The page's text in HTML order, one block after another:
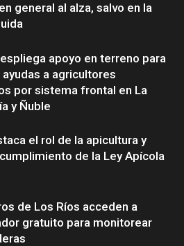
general al alza, salvo en la
apoyo en terreno para
a agricultores
por sistema frontal en La
y Ñuble
el rol de la apicultura y
de la Ley Apícola
de Los Ríos acceden a
gratuito para monitorear